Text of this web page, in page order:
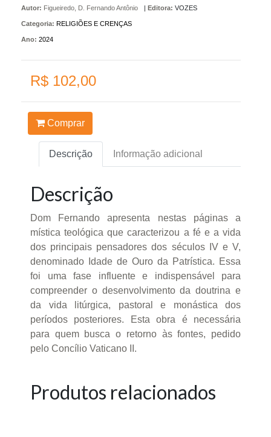
Autor: Figueiredo, D. Fernando Antônio | Editora: VOZES
Categoria: RELIGIÕES E CRENÇAS
Ano: 2024
R$ 102,00
Comprar
Descrição Informação adicional
Descrição
Dom Fernando apresenta nestas páginas a
mística teológica que caracterizou a fé e a vida
dos principais pensadores dos séculos IV e V,
denominado Idade de Ouro da Patrística. Essa
foi uma fase influente e indispensável para
compreender o desenvolvimento da doutrina e
da vida litúrgica, pastoral e monástica dos
períodos posteriores. Esta obra é necessária
para quem busca o retorno às fontes, pedido
pelo Concílio Vaticano II.
Produtos relacionados